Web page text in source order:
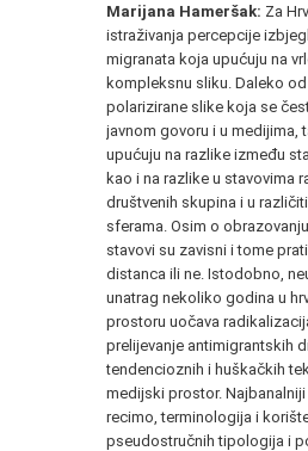
Marijana Hameršak: Za
istraživanja percepcije
migranata koja upućuju na
kompleksnu sliku. Daleko
polarizirane slike koja se
javnom govoru i u medijima,
upućuju na razlike između
kao i na razlike u stavovima
društvenih skupina i u
sferama. Osim o
stavovi su zavisni i tome
distanca ili ne. Istodobno,
unatrag nekoliko godina u
prostoru uočava
prelijevanje antimigrantskih
tendencioznih i huškačkih
medijski prostor. Najbanalniji
recimo, terminologija i
pseudostručnih tipologija i